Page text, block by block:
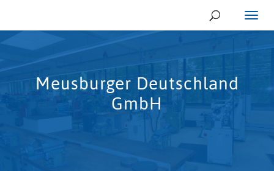
Meusburger Deutschland
GmbH